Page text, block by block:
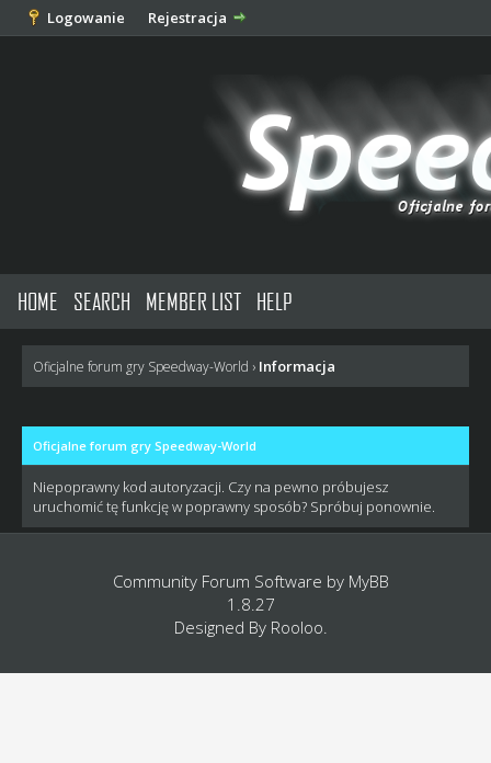
Logowanie Rejestracja
HOME SEARCH MEMBER LIST HELP
Oficjalne forum gry Speedway-World › Informacja
Oficjalne forum gry Speedway-World
Niepoprawny kod autoryzacji. Czy na pewno próbujesz
uruchomić tę funkcję w poprawny sposób? Spróbuj ponownie.
Community Forum Software by MyBB
1.8.27
Designed By Rooloo.